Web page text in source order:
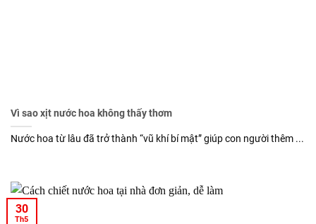
Vì sao xịt nước hoa không thấy thơm
Nước hoa từ lâu đã trở thành “vũ khí bí mật” giúp con người thêm ...
30
Th5